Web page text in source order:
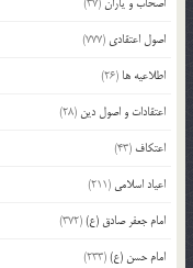
اصول اعتقادی (777)
اطلاعیه ها (26)
اعتقادات و اصول دین (28)
اعتکاف (43)
اعیاد اسلامی (211)
امام جعفر صادق (ع)(372)
امام حسن (ع)(233)